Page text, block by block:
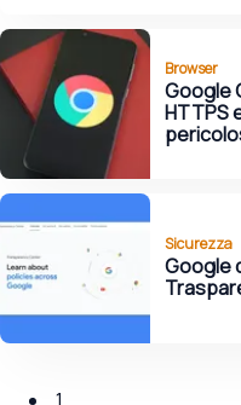
Browser
Google
HTTPS
Sicurezza
Google